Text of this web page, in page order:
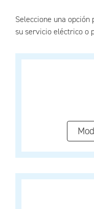
Seleccione una
su servicio eléctrico o